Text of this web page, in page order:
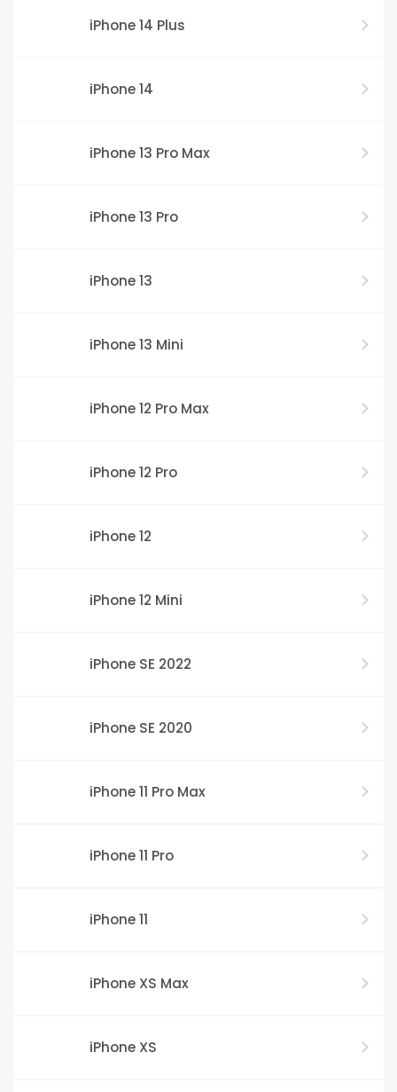
iPhone 14 Plus
iPhone 14
iPhone 13 Pro Max
iPhone 13 Pro
iPhone 13
iPhone 13 Mini
iPhone 12 Pro Max
iPhone 12 Pro
iPhone 12
iPhone 12 Mini
iPhone SE 2022
iPhone SE 2020
iPhone 11 Pro Max
iPhone 11 Pro
iPhone 11
iPhone XS Max
iPhone XS